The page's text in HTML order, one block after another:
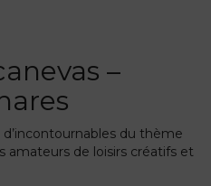
–
du thème
amateurs de loisirs créatifs et